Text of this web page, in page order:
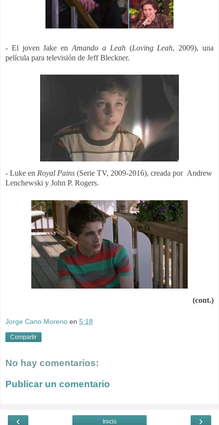
- El joven Jake en Amando a Leah (Loving Leah, 2009), una
película para televisión de Jeff Bleckner.
- Luke en Royal Pains (Serie TV, 2009-2016), creada por Andrew
Lenchewski y John P. Rogers.
(cont.)
Jorge Cano Moreno en 5:18
Compartir
No hay comentarios:
Publicar un comentario
‹ ›
Inicio